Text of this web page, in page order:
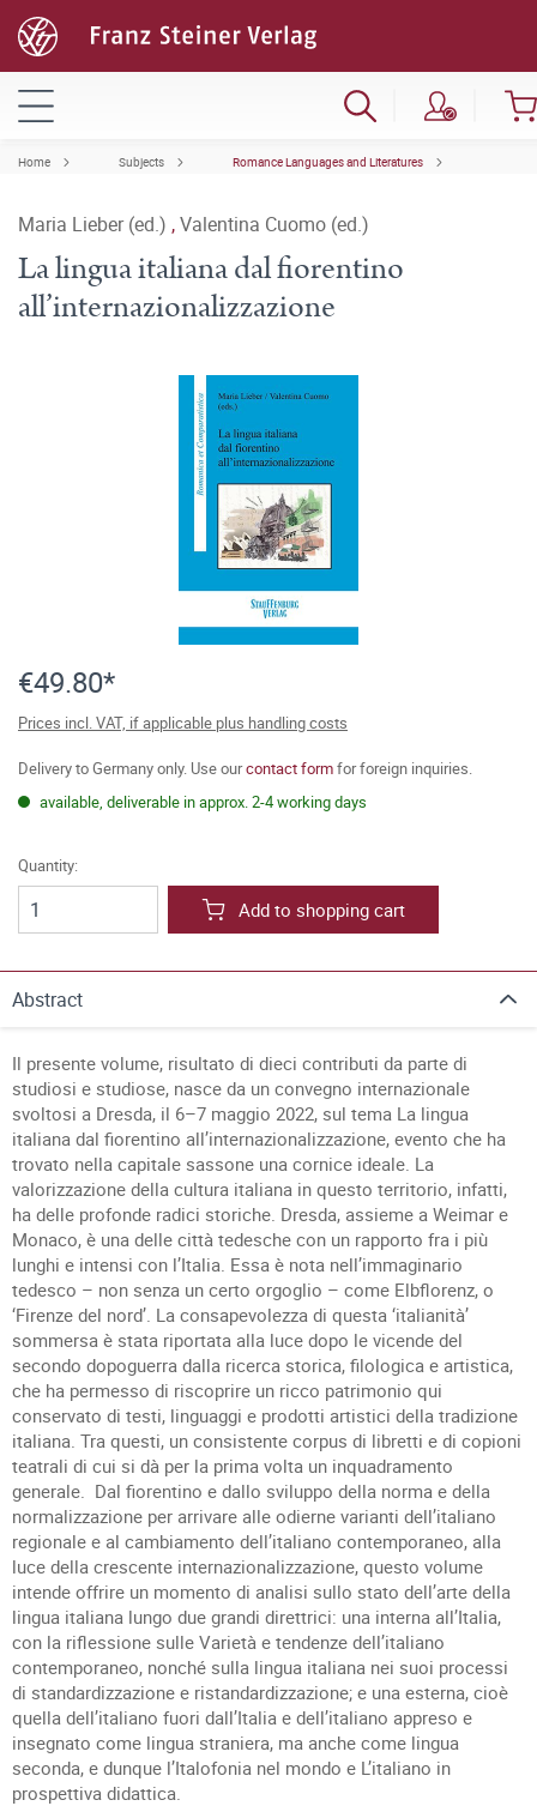
Home Subjects Romance Languages and Literatures
Maria Lieber (ed.) ,Valentina Cuomo (ed.)
La lingua italiana dal fiorentino
all’internazionalizzazione
€49.80*
Prices incl. VAT, if applicable plus handling costs
Delivery to Germany only. Use ourcontact formfor foreign inquiries.
available, deliverable in approx. 2-4 working days
Quantity:
Add to shopping cart
Abstract
Il presente volume, risultato di dieci contributi da parte di
studiosi e studiose, nasce da un convegno internazionale
svoltosi a Dresda, il 6–7 maggio 2022, sul tema La lingua
italiana dal fiorentino all’internazionalizzazione, evento che ha
trovato nella capitale sassone una cornice ideale. La
valorizzazione della cultura italiana in questo territorio, infatti,
ha delle profonde radici storiche. Dresda, assieme a Weimar e
Monaco, è una delle città tedesche con un rapporto fra i più
lunghi e intensi con l’Italia. Essa è nota nell’immaginario
tedesco – non senza un certo orgoglio – come Elbflorenz, o
‘Firenze del nord’. La consapevolezza di questa ‘italianità’
sommersa è stata riportata alla luce dopo le vicende del
secondo dopoguerra dalla ricerca storica, filologica e artistica,
che ha permesso di riscoprire un ricco patrimonio qui
conservato di testi, linguaggi e prodotti artistici della tradizione
italiana. Tra questi, un consistente corpus di libretti e di copioni
teatrali di cui si dà per la prima volta un inquadramento
generale. Dal fiorentino e dallo sviluppo della norma e della
normalizzazione per arrivare alle odierne varianti dell’italiano
regionale e al cambiamento dell’italiano contemporaneo, alla
luce della crescente internazionalizzazione, questo volume
intende offrire un momento di analisi sullo stato dell’arte della
lingua italiana lungo due grandi direttrici: una interna all’Italia,
con la riflessione sulle Varietà e tendenze dell’italiano
contemporaneo, nonché sulla lingua italiana nei suoi processi
di standardizzazione e ristandardizzazione; e una esterna, cioè
quella dell’italiano fuori dall’Italia e dell’italiano appreso e
insegnato come lingua straniera, ma anche come lingua
seconda, e dunque l’Italofonia nel mondo e L’italiano in
prospettiva didattica.